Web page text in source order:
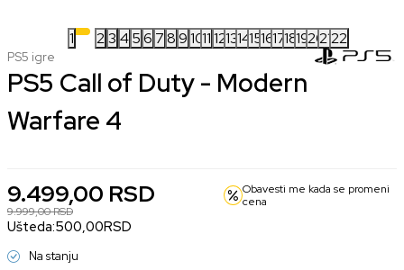
1 23 456 78910111213141516171819202122
PS5 igre
PS5 Call of Duty - Modern
Warfare 4
9.499,00 RSD
9.999,00RSD
Ušteda:500,00RSD
Obavesti me kada se promeni
cena
Na stanju